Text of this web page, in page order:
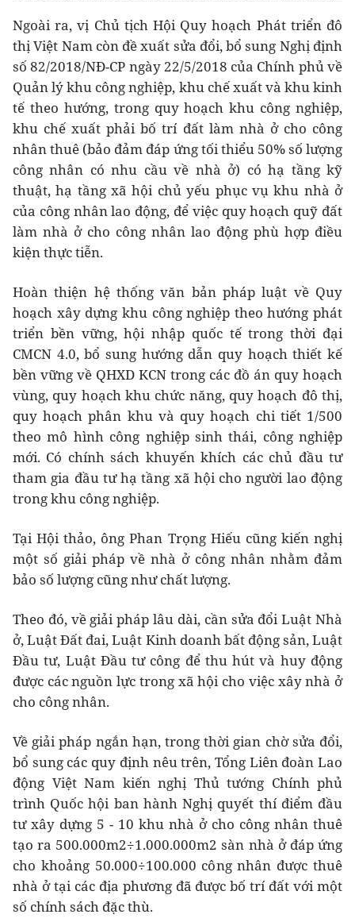
Ngoài ra, vị Chủ tịch Hội Quy hoạch Phát triển đô
thị Việt Nam còn đề xuất sửa đổi, bổ sung Nghị định
số 82/2018/NĐ-CP ngày 22/5/2018 của Chính phủ về
Quản lý khu công nghiệp, khu chế xuất và khu kinh
tế theo hướng, trong quy hoạch khu công nghiệp,
khu chế xuất phải bố trí đất làm nhà ở cho công
nhân thuê (bảo đảm đáp ứng tối thiểu 50% số lượng
công nhân có nhu cầu về nhà ở) có hạ tầng kỹ
thuật, hạ tầng xã hội chủ yếu phục vụ khu nhà ở
của công nhân lao động, để việc quy hoạch quỹ đất
làm nhà ở cho công nhân lao động phù hợp điều
kiện thực tiễn.
Hoàn thiện hệ thống văn bản pháp luật về Quy
hoạch xây dựng khu công nghiệp theo hướng phát
triển bền vững, hội nhập quốc tế trong thời đại
CMCN 4.0, bổ sung hướng dẫn quy hoạch thiết kế
bền vững về QHXD KCN trong các đồ án quy hoạch
vùng, quy hoạch khu chức năng, quy hoạch đô thị,
quy hoạch phân khu và quy hoạch chi tiết 1/500
theo mô hình công nghiệp sinh thái, công nghiệp
mới. Có chính sách khuyến khích các chủ đầu tư
tham gia đầu tư hạ tầng xã hội cho người lao động
trong khu công nghiệp.
Tại Hội thảo, ông Phan Trọng Hiếu cũng kiến nghị
một số giải pháp về nhà ở công nhân nhằm đảm
bảo số lượng cũng như chất lượng.
Theo đó, về giải pháp lâu dài, cần sửa đổi Luật Nhà
ở, Luật Đất đai, Luật Kinh doanh bất động sản, Luật
Đầu tư, Luật Đầu tư công để thu hút và huy động
được các nguồn lực trong xã hội cho việc xây nhà ở
cho công nhân.
Về giải pháp ngắn hạn, trong thời gian chờ sửa đổi,
bổ sung các quy định nêu trên, Tổng Liên đoàn Lao
động Việt Nam kiến nghị Thủ tướng Chính phủ
trình Quốc hội ban hành Nghị quyết thí điểm đầu
tư xây dựng 5 - 10 khu nhà ở cho công nhân thuê
tạo ra 500.000m2÷1.000.000m2 sàn nhà ở đáp ứng
cho khoảng 50.000÷100.000 công nhân được thuê
nhà ở tại các địa phương đã được bố trí đất với một
số chính sách đặc thù.